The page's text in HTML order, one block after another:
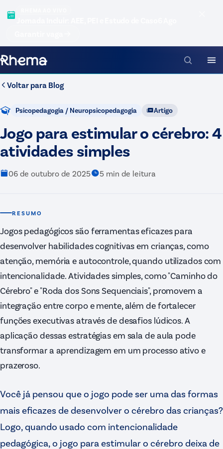
Voltar para Blog
Psicopedagogia / Neuropsicopedagogia Artigo
Jogo para estimular o cérebro: 4
atividades simples
06 de outubro de 2025 5 min de leitura
RESUMO
Jogos pedagógicos são ferramentas eficazes para
desenvolver habilidades cognitivas em crianças, como
atenção, memória e autocontrole, quando utilizados com
intencionalidade. Atividades simples, como "Caminho do
Cérebro" e "Roda dos Sons Sequenciais", promovem a
integração entre corpo e mente, além de fortalecer
funções executivas através de desafios lúdicos. A
aplicação dessas estratégias em sala de aula pode
transformar a aprendizagem em um processo ativo e
prazeroso.
Você já pensou que o jogo pode ser uma das formas
mais eficazes de desenvolver o cérebro das crianças?
Logo, quando usado com intencionalidade
pedagógica, o jogo para estimular o cérebro deixa de